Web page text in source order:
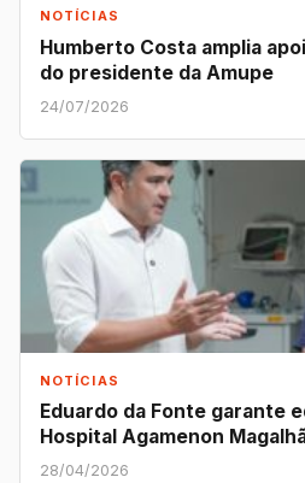
NOTÍCIAS
Humberto Costa amplia
do presidente da Amupe
24/07/2026
NOTÍCIAS
Eduardo da Fonte garante
Hospital Agamenon
28/04/2026